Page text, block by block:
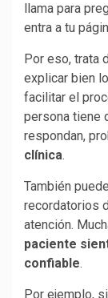
llama para
entra a tu
Por eso, trata
explicar bien
facilitar el
persona tiene
respondan,
clínica.
También
recordatorios
atención.
paciente
confiable.
Por ejemplo,